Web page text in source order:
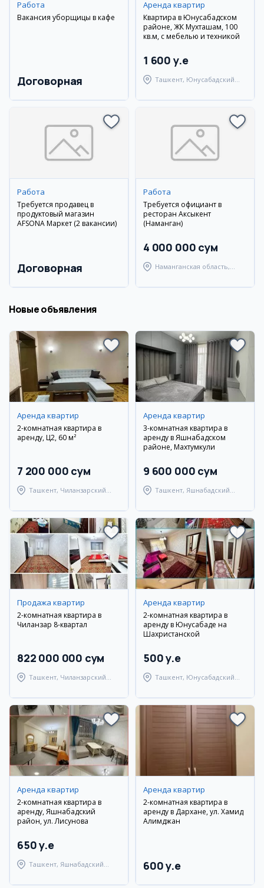
Работа
Вакансия уборщицы в кафе
Договорная
Аренда квартир
Квартира в Юнусабадском
районе, ЖК Мухташам, 100
кв.м, с мебелью и техникой
1 600 y.e
Ташкент, Юнусабадский
Работа
Требуется продавец в
продуктовый магазин
AFSONA Маркет (2 вакансии)
Договорная
Работа
Требуется официант в
ресторан Аксыкент
(Наманган)
4 000 000 сум
Наманганская область,
Новые объявления
Аренда квартир
2-комнатная квартира в
аренду, Ц2, 60 м²
7 200 000 сум
Ташкент, Чиланзарский
Аренда квартир
3-комнатная квартира в
аренду в Яшнабадском
районе, Махтумкули
9 600 000 сум
Ташкент, Яшнабадский
Продажа квартир
2-комнатная квартира в
Чиланзар 8-квартал
822 000 000 сум
Ташкент, Чиланзарский
Аренда квартир
2-комнатная квартира в
аренду в Юнусабаде на
Шахристанской
500 y.e
Ташкент, Юнусабадский
Аренда квартир
2-комнатная квартира в
аренду, Яшнабадский
район, ул. Лисунова
650 y.e
Ташкент, Яшнабадский
Аренда квартир
2-комнатная квартира в
аренду в Дархане, ул. Хамид
Алимджан
600 y.e